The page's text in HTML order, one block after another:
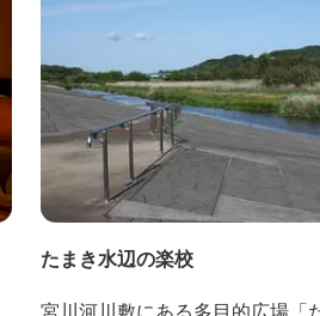
たまき水辺の楽校